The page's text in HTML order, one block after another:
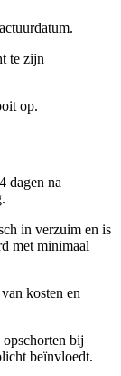
te zijn
op.
dagen na
in verzuim en is
met minimaal
kosten en
bij
beïnvloedt.